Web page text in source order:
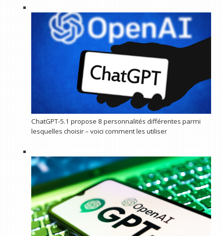
ChatGPT-5.1 propose 8 personnalités différentes parmi
lesquelles choisir – voici comment les utiliser